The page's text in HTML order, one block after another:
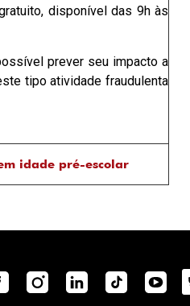
disponível das 9h às
prever seu impacto a
tipo atividade fraudulenta
idade pré-escolar